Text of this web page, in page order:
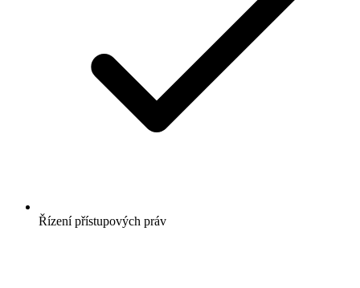
Řízení přístupových práv